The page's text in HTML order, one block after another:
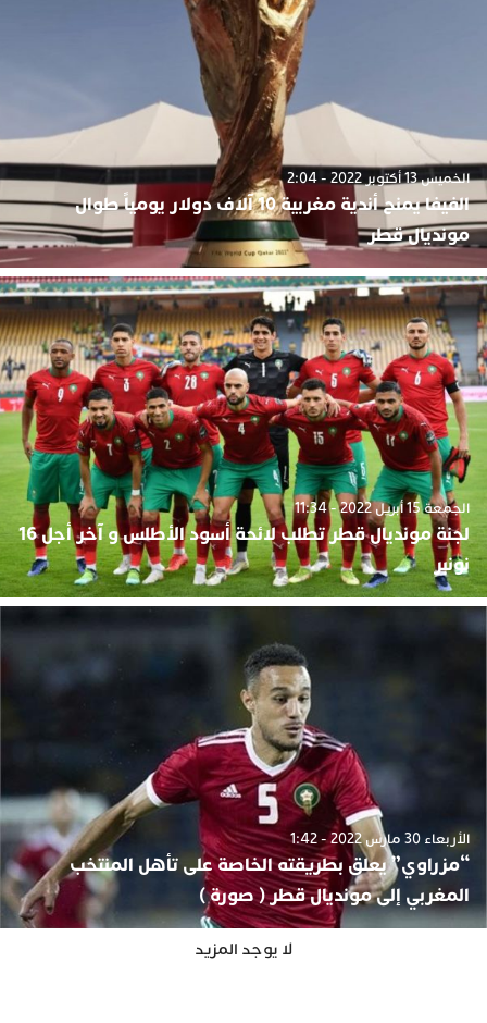
الخميس 13 أكتوبر 2022 - 2:04
الفيفا يمنح أندية مغربية 10 آلاف دولار يومياً طوال
مونديال قطر
الجمعة 15 أبريل 2022 - 11:34
لجنة مونديال قطر تطلب لائحة أسود الأطلس و آخر أجل 16
نونبر
الأربعاء 30 مارس 2022 - 1:42
“مزراوي” يعلق بطريقته الخاصة على تأهل المنتخب
المغربي إلى مونديال قطر ( صورة )
لا يوجد المزيد